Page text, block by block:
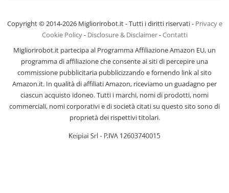
Copyright © 2014-2026 Migliorirobot.it - Tutti i diritti riservati - Privacy e
Cookie Policy- Disclosure & Disclaimer-Contatti
Migliorirobot.it partecipa al Programma Affiliazione Amazon EU, un
programma di affiliazione che consente ai siti di percepire una
commissione pubblicitaria pubblicizzando e fornendo link al sito
Amazon.it. In qualità di affiliati Amazon, riceviamo un guadagno per
ciascun acquisto idoneo. Tutti i marchi, nomi di prodotti, nomi
commerciali, nomi corporativi e di società citati su questo sito sono di
proprietà dei rispettivi titolari.